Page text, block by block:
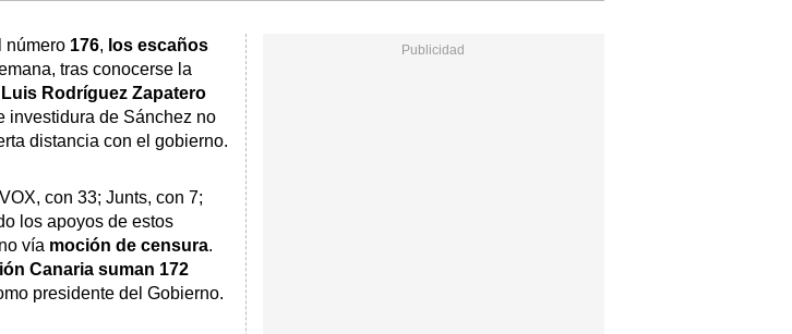
número 176, los escaños
tras conocerse la
Rodríguez Zapatero
investidura de Sánchez no
distancia con el gobierno.
con 33; Junts, con 7;
los apoyos de estos
vía moción de censura.
Canaria suman 172
presidente del Gobierno.